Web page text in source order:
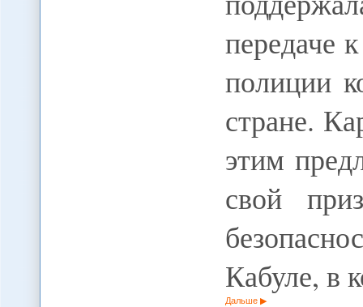
передаче
полиции
стране.
этим
свой
Кабуле, в
Дальше